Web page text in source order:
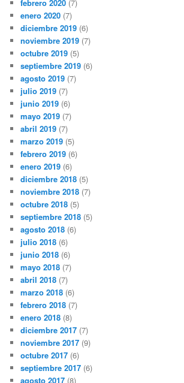
febrero 2020 (7)
enero 2020 (7)
diciembre 2019 (6)
noviembre 2019 (7)
octubre 2019 (5)
septiembre 2019 (6)
agosto 2019 (7)
julio 2019 (7)
junio 2019 (6)
mayo 2019 (7)
abril 2019 (7)
marzo 2019 (5)
febrero 2019 (6)
enero 2019 (6)
diciembre 2018 (5)
noviembre 2018 (7)
octubre 2018 (5)
septiembre 2018 (5)
agosto 2018 (6)
julio 2018 (6)
junio 2018 (6)
mayo 2018 (7)
abril 2018 (7)
marzo 2018 (6)
febrero 2018 (7)
enero 2018 (8)
diciembre 2017 (7)
noviembre 2017 (9)
octubre 2017 (6)
septiembre 2017 (6)
agosto 2017 (8)